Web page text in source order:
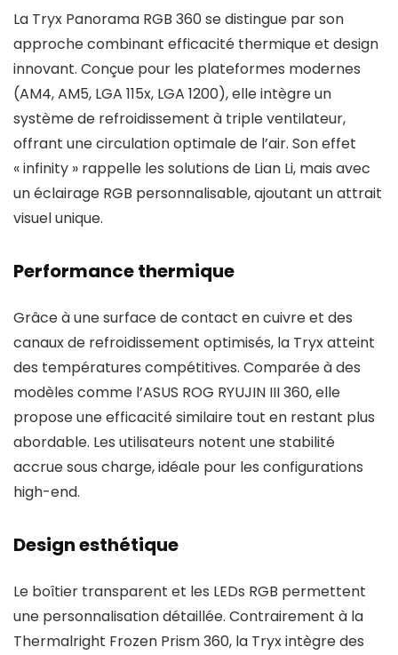
La Tryx Panorama RGB 360 se distingue par son
approche combinant efficacité thermique et design
innovant. Conçue pour les plateformes modernes
(AM4, AM5, LGA 115x, LGA 1200), elle intègre un
système de refroidissement à triple ventilateur,
offrant une circulation optimale de l’air. Son effet
« infinity » rappelle les solutions de Lian Li, mais avec
un éclairage RGB personnalisable, ajoutant un attrait
visuel unique.
Performance thermique
Grâce à une surface de contact en cuivre et des
canaux de refroidissement optimisés, la Tryx atteint
des températures compétitives. Comparée à des
modèles comme l’ASUS ROG RYUJIN III 360, elle
propose une efficacité similaire tout en restant plus
abordable. Les utilisateurs notent une stabilité
accrue sous charge, idéale pour les configurations
high-end.
Design esthétique
Le boîtier transparent et les LEDs RGB permettent
une personnalisation détaillée. Contrairement à la
Thermalright Frozen Prism 360, la Tryx intègre des